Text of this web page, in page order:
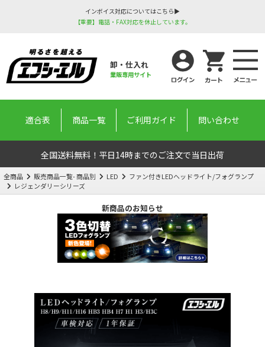
インボイス対応についてはこちら▶
【重要】電話・FAX対応を休止しています。
卸・仕入れ
業販専用サイト
適合表 商品一覧 ご利用ガイド 問い合わせ
全国送料無料！平日14時までのご注文で当日出荷
全商品 販売商品一覧- 商品別 LED
ファン付きLEDヘッドライト/フォグランプ
レジェンダリーシリーズ
新商品のお知らせ